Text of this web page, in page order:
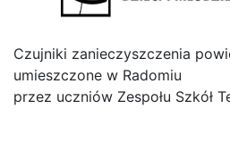
Czujniki zanieczyszczenia
umieszczone w Radomiu
przez uczniów Zespołu Szkół